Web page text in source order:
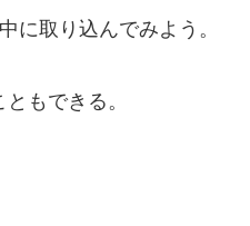
に取り込んでみよう。
もできる。